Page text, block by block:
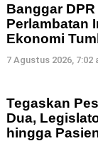
Banggar
Perlambatan
Ekonomi
7 Agustus 2026, 7:02
Tegaskan
Dua,
hingga